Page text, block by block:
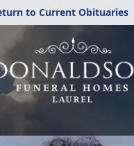
to Current Obituaries